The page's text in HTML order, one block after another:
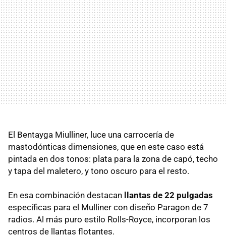
El Bentayga Miulliner, luce una carrocería de
mastodónticas dimensiones, que en este caso está
pintada en dos tonos: plata para la zona de capó, techo
y tapa del maletero, y tono oscuro para el resto.
En esa combinación destacan llantas de 22 pulgadas
específicas para el Mulliner con diseño Paragon de 7
radios. Al más puro estilo Rolls-Royce, incorporan los
centros de llantas flotantes.